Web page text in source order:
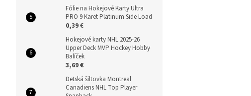
Fólie na Hokejové Karty Ultra
PRO 9 Karet Platinum Side Load
0,39 €
Hokejové karty NHL 2025-26
Upper Deck MVP Hockey Hobby
Balíček
3,69 €
Detská šiltovka Montreal
Canadiens NHL Top Player